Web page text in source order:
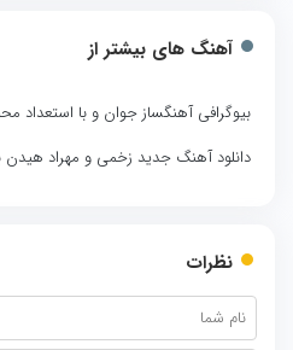
آهنگ های بیشتر از
بیوگرافی آهنگساز جوان و با استعداد
دانلود آهنگ جدید زخمی و مهراد هیدن
نظرات